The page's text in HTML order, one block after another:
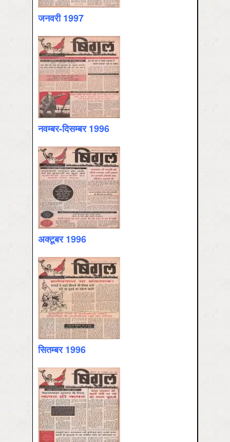
जनवरी 1997
नवम्‍बर-दिसम्‍बर 1996
अक्‍टूबर 1996
सितम्‍बर 1996